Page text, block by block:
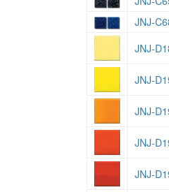
JNJ-
JNJ-
JNJ-
JNJ-
JNJ-
JNJ-